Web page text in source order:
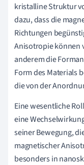
kristalline Struktur
dazu, dass die
Richtungen
Anisotropie können
anderem die
Form des Materials
die von der
Eine wesentliche
eine
seiner Bewegung,
magnetischer
besonders in